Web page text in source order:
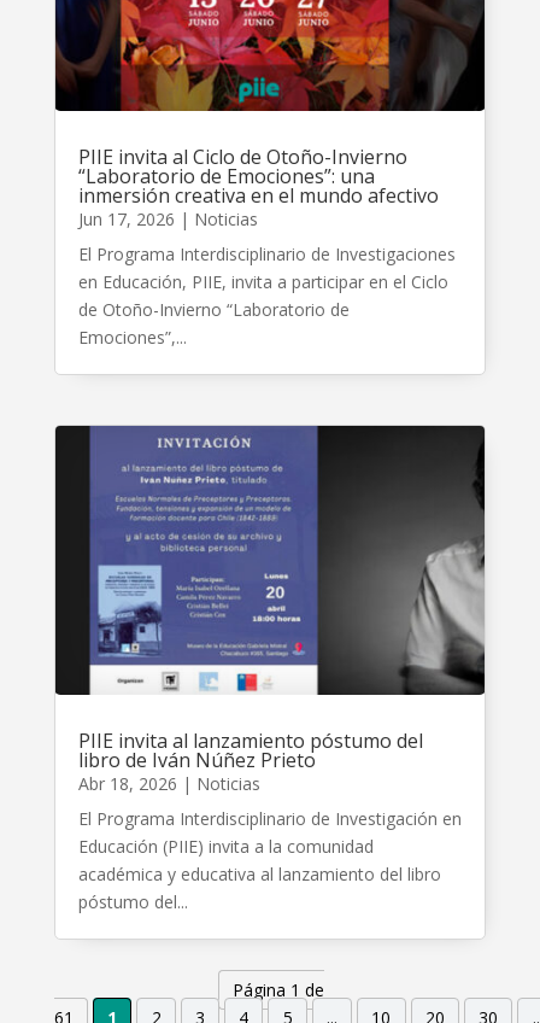
PIIE invita al Ciclo de Otoño-Invierno
“Laboratorio de Emociones”: una
inmersión creativa en el mundo afectivo
Jun 17, 2026 | Noticias
El Programa Interdisciplinario de Investigaciones
en Educación, PIIE, invita a participar en el Ciclo
de Otoño-Invierno “Laboratorio de
Emociones”,...
PIIE invita al lanzamiento póstumo del
libro de Iván Núñez Prieto
Abr 18, 2026 | Noticias
El Programa Interdisciplinario de Investigación en
Educación (PIIE) invita a la comunidad
académica y educativa al lanzamiento del libro
póstumo del...
Página 1 de
61
1 2 3 4 5 ... 10 20 30